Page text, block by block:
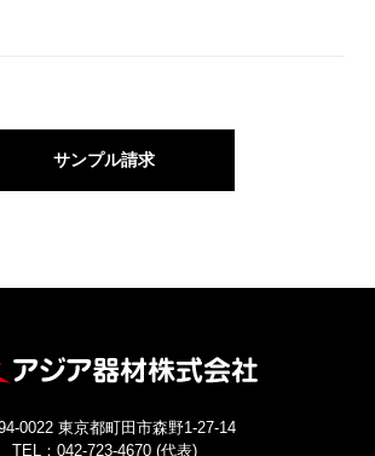
サンプル請求
0022 東京都町田市森野1-27-14
TEL：042-723-4670 (代表)